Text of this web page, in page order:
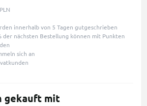
innerhalb von 5 Tagen gutgeschrieben
der nächsten Bestellung können mit Punkten
sich an
gekauft mit